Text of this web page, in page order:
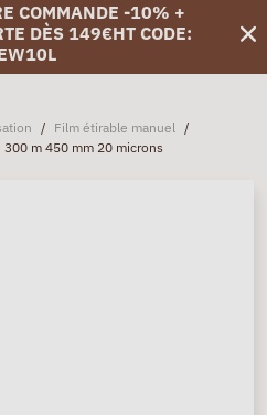
COMMANDE -10% +
DÈS 149€HT CODE:
/ Film étirable manuel /
m 450 mm 20 microns